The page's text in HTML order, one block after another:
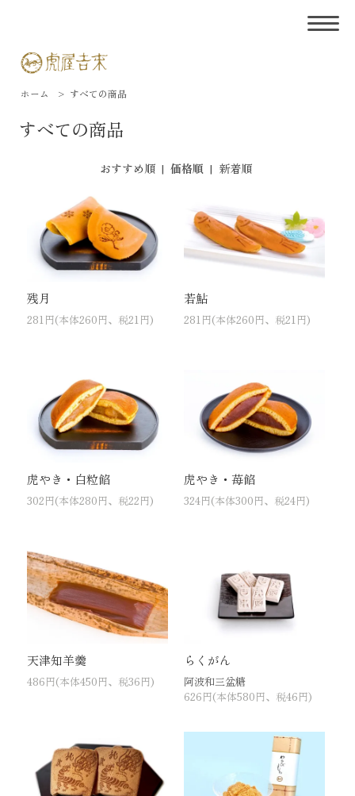
ホーム > すべての商品
すべての商品
おすすめ順| 価格順 | 新着順
残月
281円(本体260円、税21円)
若鮎
281円(本体260円、税21円)
虎やき・白粒餡
302円(本体280円、税22円)
虎やき・苺餡
324円(本体300円、税24円)
天津知羊羹
486円(本体450円、税36円)
らくがん
阿波和三盆糖
626円(本体580円、税46円)